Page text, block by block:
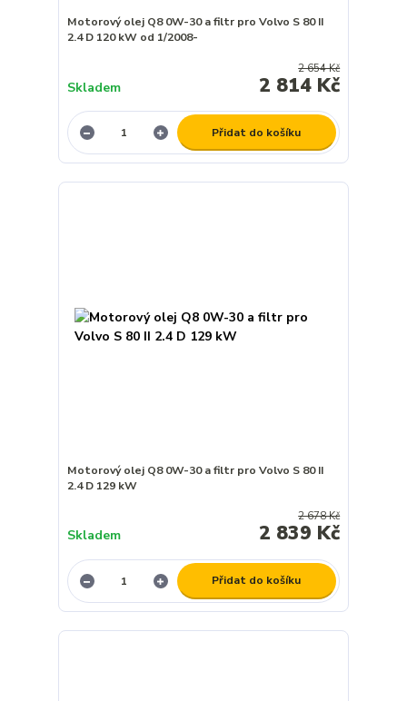
Motorový olej Q8 0W-30 a filtr pro Volvo S 80 II
2.4 D 120 kW od 1/2008-
2 654 Kč
2 814 Kč
Skladem
Přidat do košíku
Motorový olej Q8 0W-30 a filtr pro Volvo S 80 II
2.4 D 129 kW
2 678 Kč
2 839 Kč
Skladem
Přidat do košíku